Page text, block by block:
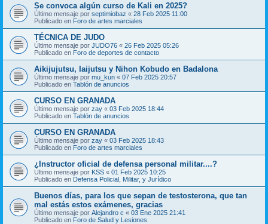
Se convoca algún curso de Kali en 2025?
Último mensaje por septimiobaz « 28 Feb 2025 11:00
Publicado en Foro de artes marciales
TÉCNICA DE JUDO
Último mensaje por JUDO76 « 26 Feb 2025 05:26
Publicado en Foro de deportes de contacto
Aikijujutsu, Iaijutsu y Nihon Kobudo en Badalona
Último mensaje por mu_kun « 07 Feb 2025 20:57
Publicado en Tablón de anuncios
CURSO EN GRANADA
Último mensaje por zay « 03 Feb 2025 18:44
Publicado en Tablón de anuncios
CURSO EN GRANADA
Último mensaje por zay « 03 Feb 2025 18:43
Publicado en Foro de artes marciales
¿Instructor oficial de defensa personal militar....?
Último mensaje por KSS « 01 Feb 2025 10:25
Publicado en Defensa Policial, Militar, y Jurídico
Buenos días, para los que sepan de testosterona, que tan
mal estás estos exámenes, gracias
Último mensaje por Alejandro c « 03 Ene 2025 21:41
Publicado en Foro de Salud y Lesiones